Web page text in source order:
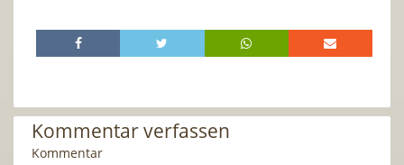
Kommentar verfassen
Kommentar